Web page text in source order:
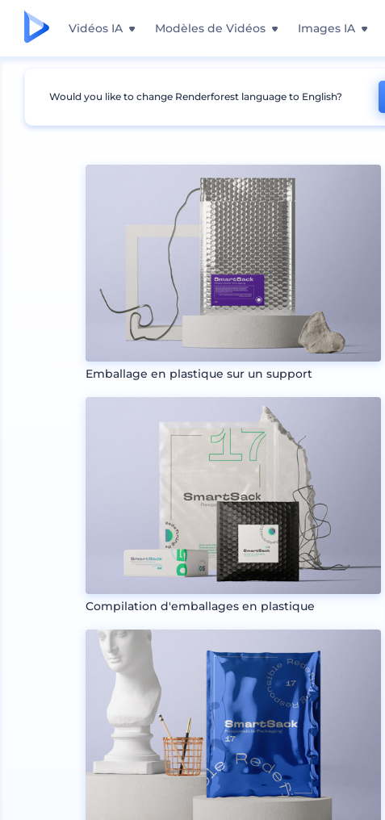
Vidéos IA Modèles de Vidéos Images IA
Mockups Emballage Mockup de Sac
Emballage en plastique sur un support
Compilation d'emballages en plastique
Would you like to change Renderforest language to English?